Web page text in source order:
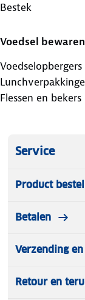
Bestek
Voedsel bewaren
Voedselopbergers
Flessen en bekers
Service
Product
Betalen
Verzending
Retour en